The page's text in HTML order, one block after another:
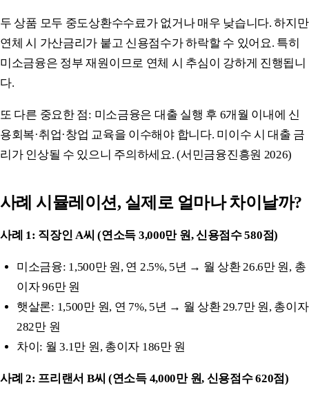
두 상품 모두 중도상환수수료가 없거나 매우 낮습니다. 하지만
연체 시 가산금리가 붙고 신용점수가 하락할 수 있어요. 특히
미소금융은 정부 재원이므로 연체 시 추심이 강하게 진행됩니
다.
또 다른 중요한 점: 미소금융은 대출 실행 후 6개월 이내에 신
용회복·취업·창업 교육을 이수해야 합니다. 미이수 시 대출 금
리가 인상될 수 있으니 주의하세요. (서민금융진흥원 2026)
사례 시뮬레이션, 실제로 얼마나 차이날까?
사례 1: 직장인 A씨 (연소득 3,000만 원, 신용점수 580점)
미소금융: 1,500만 원, 연 2.5%, 5년 → 월 상환 26.6만 원, 총
이자 96만 원
햇살론: 1,500만 원, 연 7%, 5년 → 월 상환 29.7만 원, 총이자
282만 원
차이: 월 3.1만 원, 총이자 186만 원
사례 2: 프리랜서 B씨 (연소득 4,000만 원, 신용점수 620점)